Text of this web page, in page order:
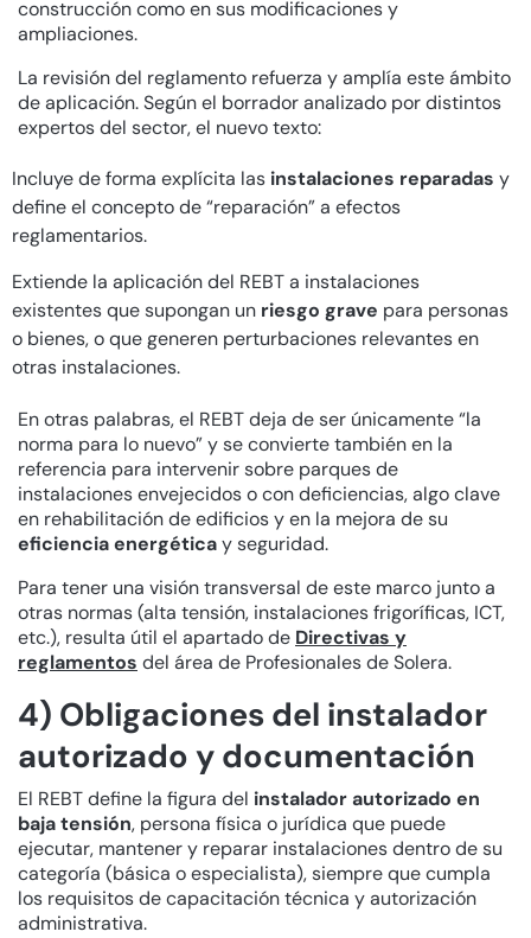
construcción como en sus modificaciones y
ampliaciones.
La revisión del reglamento refuerza y amplía este ámbito
de aplicación. Según el borrador analizado por distintos
expertos del sector, el nuevo texto:
Incluye de forma explícita las instalaciones reparadas y
define el concepto de “reparación” a efectos
reglamentarios.
Extiende la aplicación del REBT a instalaciones
existentes que supongan un riesgo grave para personas
o bienes, o que generen perturbaciones relevantes en
otras instalaciones.
En otras palabras, el REBT deja de ser únicamente “la
norma para lo nuevo” y se convierte también en la
referencia para intervenir sobre parques de
instalaciones envejecidos o con deficiencias, algo clave
en rehabilitación de edificios y en la mejora de su
eficiencia energéticay seguridad.
Para tener una visión transversal de este marco junto a
otras normas (alta tensión, instalaciones frigoríficas, ICT,
etc.), resulta útil el apartado de Directivas y
reglamentos del área de Profesionales de Solera.
4) Obligaciones del instalador
autorizado y documentación
El REBT define la figura del instalador autorizado en
baja tensión, persona física o jurídica que puede
ejecutar, mantener y reparar instalaciones dentro de su
categoría (básica o especialista), siempre que cumpla
los requisitos de capacitación técnica y autorización
administrativa.